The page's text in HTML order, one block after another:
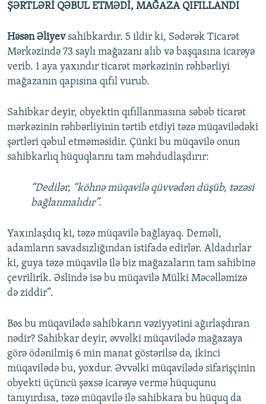
ŞƏRTLƏRİ QƏBUL ETMƏDİ, MAĞAZA QIFILLANDI
Həsən Əliyev sahibkardır. 5 ildir ki, Sədərək Ticarət
Mərkəzində 73 saylı mağazanı alıb və başqasına icarəyə
verib. 1 aya yaxındır ticarət mərkəzinin rəhbərliyi
mağazanın qapısına qıfıl vurub.
Sahibkar deyir, obyektin qıfıllanmasına səbəb ticarət
mərkəzinin rəhbərliyinin tərtib etdiyi təzə müqavilədəki
şərtləri qəbul etməməsidir. Çünki bu müqavilə onun
sahibkarlıq hüquqlarını tam məhdudlaşdırır:
“Dedilər, “köhnə müqavilə qüvvədən düşüb, təzəsi
bağlanmalıdır”.
Yaxınlaşdıq ki, təzə müqavilə bağlayaq. Deməli,
adamların savadsızlığından istifadə edirlər. Aldadırlar
ki, guya təzə müqavilə ilə biz mağazaların tam sahibinə
çevrilirik. Əslində isə bu müqavilə Mülki Məcəlləmizə
də ziddir”.
Bəs bu müqavilədə sahibkarın vəziyyətini ağırlaşdıran
nədir? Sahibkar deyir, əvvəlki müqavilədə mağazaya
görə ödənilmiş 6 min manat göstərilsə də, ikinci
müqavilədə bu, yoxdur. Əvvəlki müqavilədə sifarişçinin
obyekti üçüncü şəxsə icarəyə vermə hüququnu
tanıyırdısa, təzə müqavilə ilə sahibkara bu hüquq da